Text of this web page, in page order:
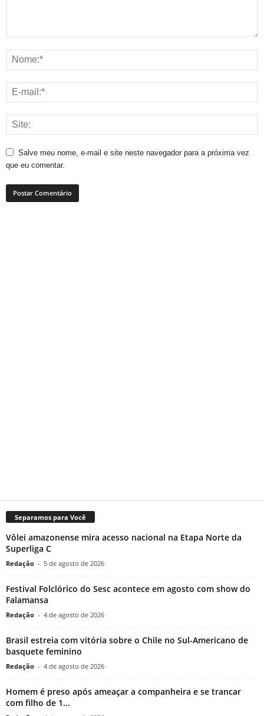
Salve meu nome, e-mail e site neste navegador para a próxima vez
que eu comentar.
Separamos para Você
Vôlei amazonense mira acesso nacional na Etapa Norte da
Superliga C
Redação - 5 de agosto de 2026
Festival Folclórico do Sesc acontece em agosto com show do
Falamansa
Redação - 4 de agosto de 2026
Brasil estreia com vitória sobre o Chile no Sul-Americano de
basquete feminino
Redação - 4 de agosto de 2026
Homem é preso após ameaçar a companheira e se trancar
com filho de 1...